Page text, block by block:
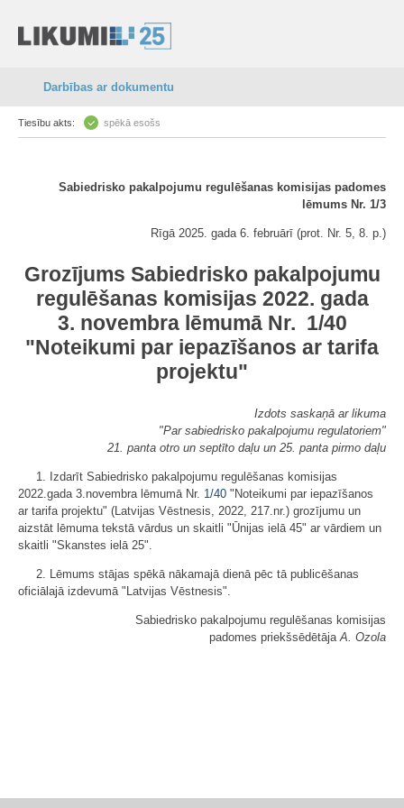
Darbības ar dokumentu
Tiesību akts: spēkā esošs
Sabiedrisko pakalpojumu regulēšanas komisijas padomes
lēmums Nr. 1/3
Rīgā 2025. gada 6. februārī (prot. Nr. 5, 8. p.)
Grozījums Sabiedrisko pakalpojumu
regulēšanas komisijas 2022. gada
3. novembra lēmumā Nr. 1/40
"Noteikumi par iepazīšanos ar tarifa
projektu"
Izdots saskaņā ar likuma
"Par sabiedrisko pakalpojumu regulatoriem"
21. panta otro un septīto daļu un 25. panta pirmo daļu
1. Izdarīt Sabiedrisko pakalpojumu regulēšanas komisijas
2022.gada 3.novembra lēmumā Nr. 1/40 "Noteikumi par iepazīšanos
ar tarifa projektu" (Latvijas Vēstnesis, 2022, 217.nr.) grozījumu un
aizstāt lēmuma tekstā vārdus un skaitli "Ūnijas ielā 45" ar vārdiem un
skaitli "Skanstes ielā 25".
2. Lēmums stājas spēkā nākamajā dienā pēc tā publicēšanas
oficiālajā izdevumā "Latvijas Vēstnesis".
Sabiedrisko pakalpojumu regulēšanas komisijas
padomes priekšsēdētājaA. Ozola